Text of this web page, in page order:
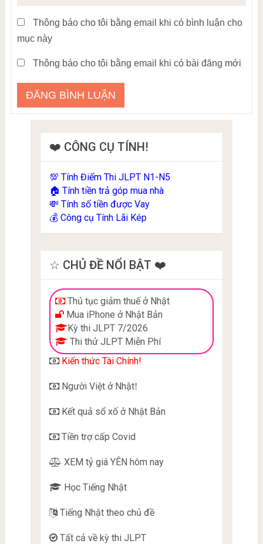
Thông báo cho tôi bằng email khi có bình luận cho
mục này
Thông báo cho tôi bằng email khi có bài đăng mới
❤️ CÔNG CỤ TÍNH!
💯 Tính Điểm Thi JLPT N1-N5
🏠 Tính tiền trả góp mua nhà
💸 Tính số tiền được Vay
💰 Công cụ Tính Lãi Kép
☆ CHỦ ĐỀ NỔI BẬT ❤️
Thủ tục giảm thuế ở Nhật
Mua iPhone ở Nhật Bản
Kỳ thi JLPT 7/2026
Thi thử JLPT Miễn Phí
Kiến thức Tài Chính!
Người Việt ở Nhật!
Kết quả sổ xố ở Nhật Bản
Tiền trợ cấp Covid
XEM tỷ giá YÊN hôm nay
Học Tiếng Nhật
Tiếng Nhật theo chủ đề
Tất cả về kỳ thi JLPT